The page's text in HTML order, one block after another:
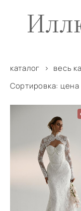
каталог > весь
Сортировка: